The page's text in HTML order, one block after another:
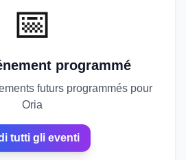
tempo tra storia, folklore e
salentina.
📅
programmé
futurs programmés pour
Oria
tutti gli eventi